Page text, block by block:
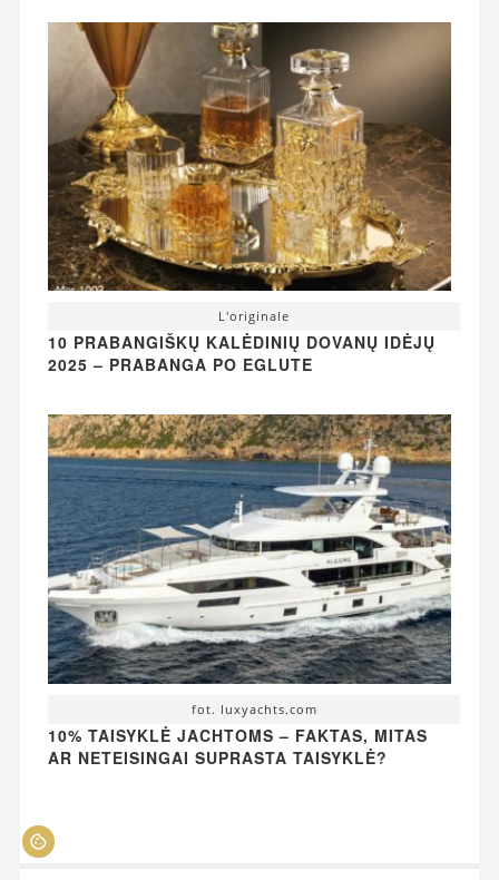
L'originale
10 PRABANGIŠKŲ KALĖDINIŲ DOVANŲ IDĖJŲ
2025 – PRABANGA PO EGLUTE
fot. luxyachts.com
10% TAISYKLĖ JACHTOMS – FAKTAS, MITAS
AR NETEISINGAI SUPRASTA TAISYKLĖ?